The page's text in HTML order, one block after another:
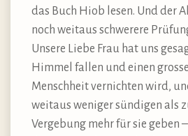
das Buch Hiob lesen. Und der
noch weitaus schwerere
Unsere Liebe Frau hat uns
Himmel fallen und einen
Menschheit vernichten wird,
weitaus weniger sündigen als
Vergebung mehr für sie geben